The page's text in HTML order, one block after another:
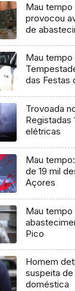
Mau tempo
provocou
de
Mau tempo
das Festas
Trovoada
Registadas
elétricas
Mau
de 19 mil
Açores
Mau tempo
Pico
Homem
suspeita
doméstica